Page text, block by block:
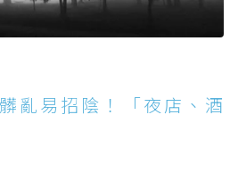
亂易招陰！「夜店、酒